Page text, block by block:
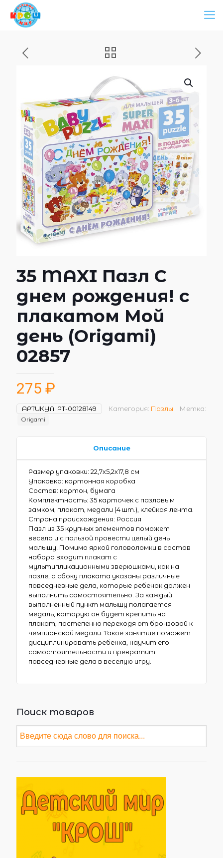
35 MAXI Пазл С
днем рождения! с
плакатом Мой
день (Origami)
02857
275 ₽
АРТИКУЛ: РТ-00128149 Категория: Пазлы Метка:
Origami
Описание
Размер упаковки: 22,7х5,2х17,8 см
Упаковка: картонная коробка
Состав: картон, бумага
Комплектность: 35 карточек с пазловым
замком, плакат, медали (4 шт.), клейкая лента.
Страна происхождения: Россия
Пазл из 35 крупных элементов поможет
весело и с пользой провести целый день
малышу! Помимо яркой головоломки в состав
набора входит плакат с
мультипликационными зверюшками, как на
пазле, а сбоку плаката указаны различные
повседневные дела, которые ребенок должен
выполнить самостоятельно. За каждый
выполненный пункт малышу полагается
медаль, которую он будет крепить на
плакат, постепенно переходя от бронзовой к
чемпионской медали. Такое занятие поможет
дисциплинировать ребенка, научит его
самостоятельности и превратит
повседневные дела в веселую игру.
Поиск товаров